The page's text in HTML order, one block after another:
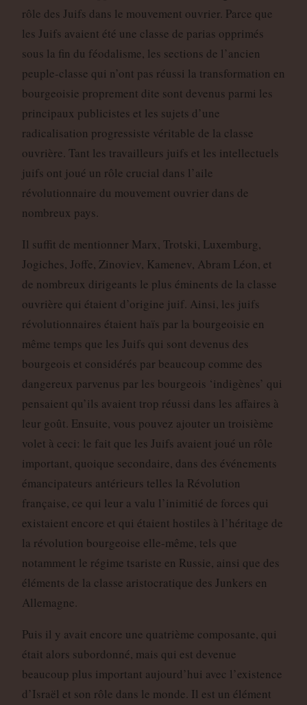
rôle des Juifs dans le mouvement ouvrier. Parce que
les Juifs avaient été une classe de parias opprimés
sous la fin du féodalisme, les sections de l’ancien
peuple-classe qui n’ont pas réussi la transformation en
bourgeoisie proprement dite sont devenus parmi les
principaux publicistes et les sujets d’une
radicalisation progressiste véritable de la classe
ouvrière. Tant les travailleurs juifs et les intellectuels
juifs ont joué un rôle crucial dans l’aile
révolutionnaire du mouvement ouvrier dans de
nombreux pays.
Il suffit de mentionner Marx, Trotski, Luxemburg,
Jogiches, Joffe, Zinoviev, Kamenev, Abram Léon, et
de nombreux dirigeants le plus éminents de la classe
ouvrière qui étaient d’origine juif. Ainsi, les juifs
révolutionnaires étaient haïs par la bourgeoisie en
même temps que les Juifs qui sont devenus des
bourgeois et considérés par beaucoup comme des
dangereux parvenus par les bourgeois ‘indigènes’ qui
pensaient qu’ils avaient trop réussi dans les affaires à
leur goût. Ensuite, vous pouvez ajouter un troisième
volet à ceci: le fait que les Juifs avaient joué un rôle
important, quoique secondaire, dans des événements
émancipateurs antérieurs telles la Révolution
française, ce qui leur a valu l’inimitié de forces qui
existaient encore et qui étaient hostiles à l’héritage de
la révolution bourgeoise elle-même, tels que
notamment le régime tsariste en Russie, ainsi que des
éléments de la classe aristocratique des Junkers en
Allemagne.
Puis il y avait encore une quatrième composante, qui
était alors subordonné, mais qui est devenue
beaucoup plus important aujourd’hui avec l’existence
d’Israël et son rôle dans le monde. Il est un élément